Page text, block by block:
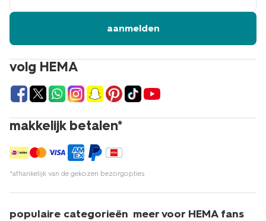
volg HEMA
makkelijk betalen*
*afhankelijk van de gekozen bezorgopties
aanmelden
populaire categorieën meer voor HEMA fans